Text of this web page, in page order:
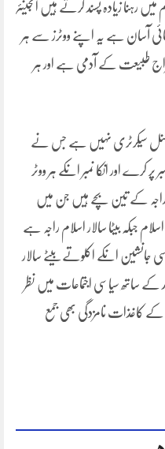
رہنا زیادہ پسند کرتے ہیں انجینئر
آسان ہے یہ اپنے ووٹرز سے ہر
طبیعت کے آدمی ہے اور ہر
پرسنل سیکرٹری نہیں ہے جس نے
کرے اور انکا نمبر انکے ہر ووٹر
راجہ کے تین بچے ہیں جن میں
جبکہ بیٹا سالار اسلام راجہ ہے
جانشین انکے اکلوتے بیٹے سالار
کے ساتھ سیاسی اجتماعات میں نظر
کاغذات نامزدگی بھی جمع